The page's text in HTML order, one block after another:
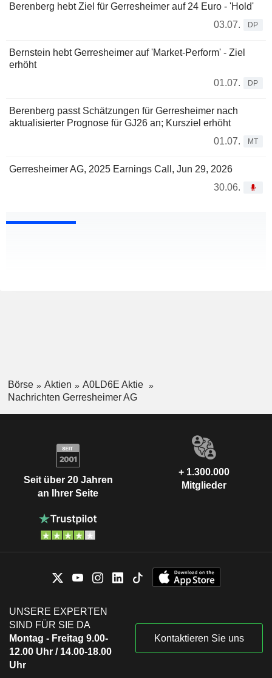
Berenberg hebt Ziel für Gerresheimer auf 24 Euro - 'Hold'
03.07.
DP
Bernstein hebt Gerresheimer auf 'Market-Perform' - Ziel
erhöht
01.07.
DP
Berenberg passt Schätzungen für Gerresheimer nach
aktualisierter Prognose für GJ26 an; Kursziel erhöht
01.07.
MT
Gerresheimer AG, 2025 Earnings Call, Jun 29, 2026
30.06.
Börse Aktien
A0LD6E Aktie
Nachrichten Gerresheimer AG
Seit über 20 Jahren
an Ihrer Seite
+ 1.300.000
Mitglieder
UNSERE EXPERTEN
SIND FÜR SIE DA
Montag - Freitag 9.00-
12.00 Uhr / 14.00-18.00
Uhr
Kontaktieren Sie uns